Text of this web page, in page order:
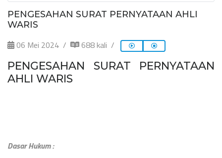
PENGESAHAN SURAT PERNYATAAN AHLI
WARIS
06 Mei 2024 688 kali
PENGESAHAN SURAT PERNYATAAN
AHLI WARIS
Dasar Hukum :